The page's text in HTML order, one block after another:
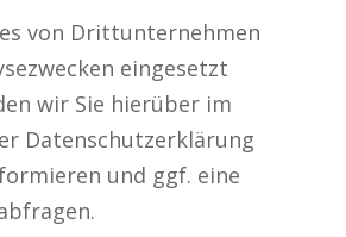
von Drittunternehmen
eingesetzt
wir Sie hierüber im
Datenschutzerklärung
und ggf. eine